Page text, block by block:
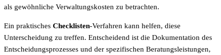
als gewöhnliche Verwaltungskosten zu betrachten.
Ein praktisches Checklisten-Verfahren kann helfen, diese
Unterscheidung zu treffen. Entscheidend ist die Dokumentation des
Entscheidungsprozesses und der spezifischen Beratungsleistungen,